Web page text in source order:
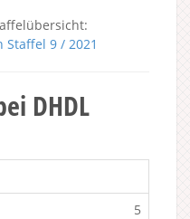
Staffel 9 / 2021
DHDL
5